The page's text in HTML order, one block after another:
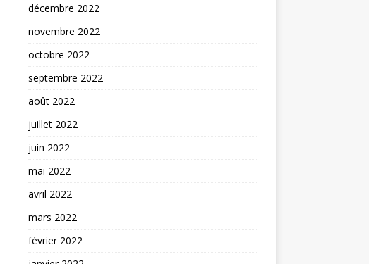
décembre 2022
novembre 2022
octobre 2022
septembre 2022
août 2022
juillet 2022
juin 2022
mai 2022
avril 2022
mars 2022
février 2022